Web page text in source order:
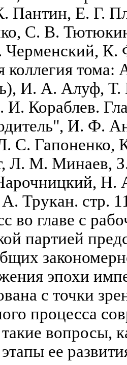
Пантин, Е. Г.
С. В.
Черменский,
коллегия
И. А. Алуф,
Кораблев.
И. Ф.
С. Гапоненко,
Л. М. Минаев,
Н.
Трукан. стр.
во главе с
партией
эпохи
с точки
процесса
вопросы,
ее